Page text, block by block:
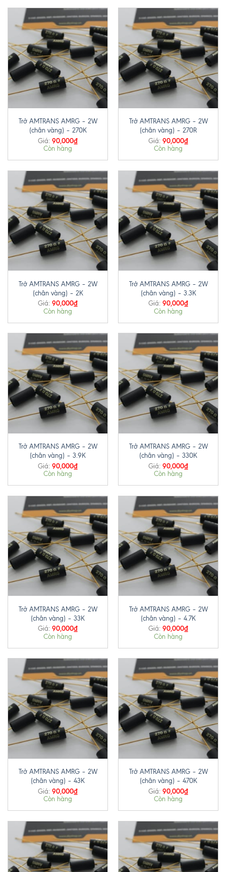
Trở AMTRANS AMRG – 2W
(chân vàng) – 270K
Giá: 90,000₫
Còn hàng
Trở AMTRANS AMRG – 2W
(chân vàng) – 270R
Giá: 90,000₫
Còn hàng
Trở AMTRANS AMRG – 2W
(chân vàng) – 2K
Giá: 90,000₫
Còn hàng
Trở AMTRANS AMRG – 2W
(chân vàng) – 3.3K
Giá: 90,000₫
Còn hàng
Trở AMTRANS AMRG – 2W
(chân vàng) – 3.9K
Giá: 90,000₫
Còn hàng
Trở AMTRANS AMRG – 2W
(chân vàng) – 330K
Giá: 90,000₫
Còn hàng
Trở AMTRANS AMRG – 2W
(chân vàng) – 33K
Giá: 90,000₫
Còn hàng
Trở AMTRANS AMRG – 2W
(chân vàng) – 4.7K
Giá: 90,000₫
Còn hàng
Trở AMTRANS AMRG – 2W
(chân vàng) – 43K
Giá: 90,000₫
Còn hàng
Trở AMTRANS AMRG – 2W
(chân vàng) – 470K
Giá: 90,000₫
Còn hàng